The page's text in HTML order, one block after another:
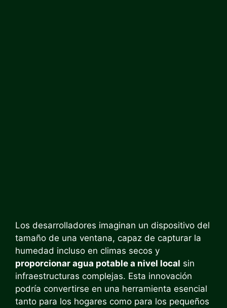
Los desarrolladores imaginan un dispositivo del
tamaño de una ventana, capaz de capturar la
humedad incluso en climas secos y
proporcionar agua potable a nivel local sin
infraestructuras complejas. Esta innovación
podría convertirse en una herramienta esencial
tanto para los hogares como para los pequeños